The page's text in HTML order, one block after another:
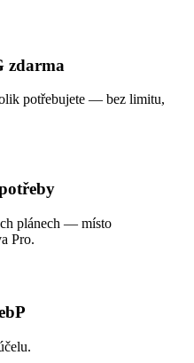
zdarma
potřebujete — bez limitu,
plánech — místo
Pro.